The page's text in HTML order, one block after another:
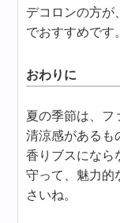
デコロンの方が
でおすすめです。
おわりに
夏の季節は、フ
清涼感があるも
香りブスになら
守って、魅力的
さいね。